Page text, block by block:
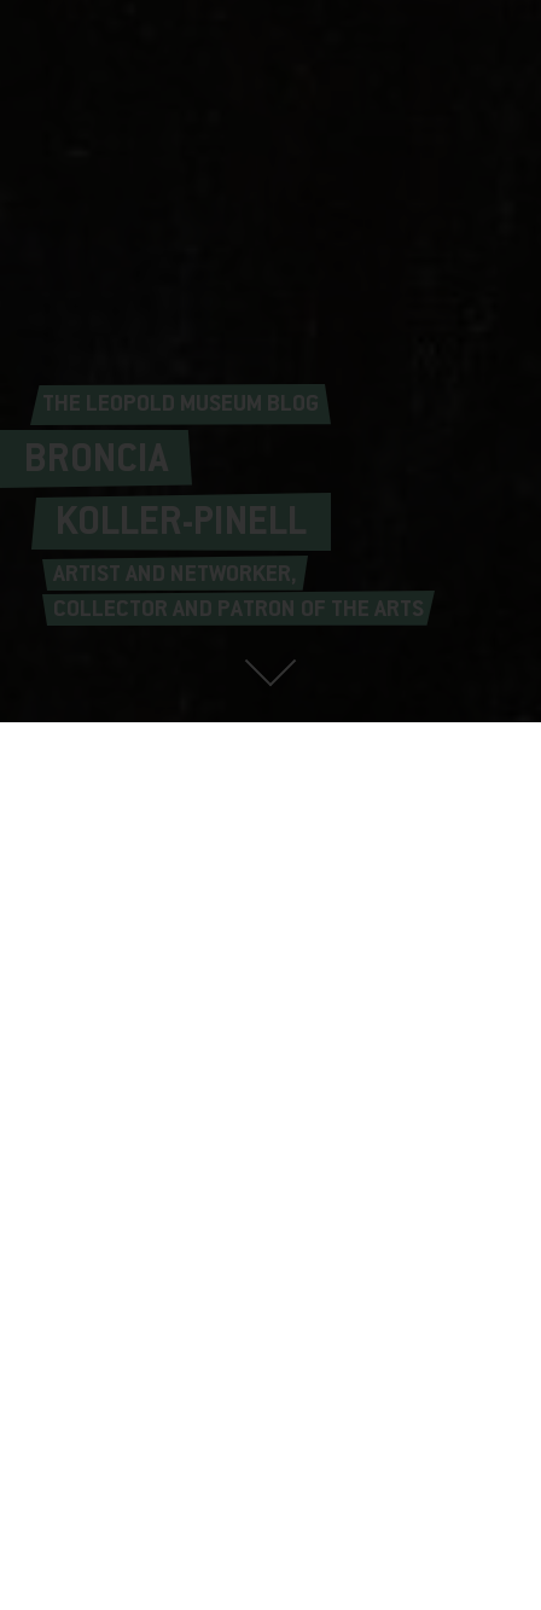
THE LEOPOLD MUSEUM BLOG
BRONCIA
KOLLER-PINELL
ARTIST AND NETWORKER,
COLLECTOR AND PATRON OF THE ARTS